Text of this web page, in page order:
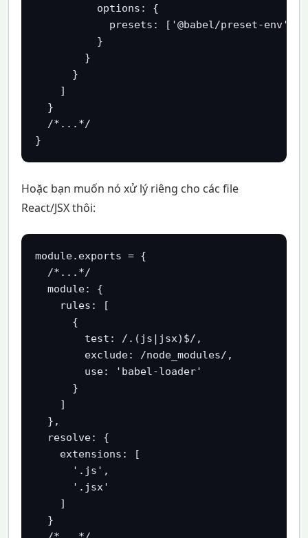
          options: {
            presets: ['@babel/preset-env']
          }
        }
      }
    ]
  }
  /*...*/
}
Hoặc bạn muốn nó xử lý riêng cho các file
React/JSX thôi:
module.exports = {
  /*...*/
  module: {
    rules: [
      {
        test: /.(js|jsx)$/,
        exclude: /node_modules/,
        use: 'babel-loader'
      }
    ]
  },
  resolve: {
    extensions: [
      '.js',
      '.jsx'
    ]
  }